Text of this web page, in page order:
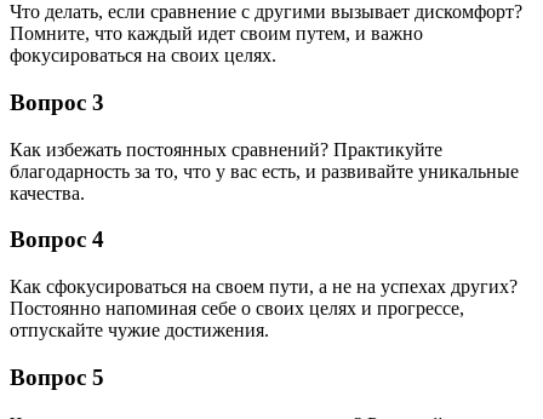
Что делать, если сравнение с другими вызывает дискомфорт?
Помните, что каждый идет своим путем, и важно
фокусироваться на своих целях.
Вопрос 3
Как избежать постоянных сравнений? Практикуйте
благодарность за то, что у вас есть, и развивайте уникальные
качества.
Вопрос 4
Как сфокусироваться на своем пути, а не на успехах других?
Постоянно напоминая себе о своих целях и прогрессе,
отпускайте чужие достижения.
Вопрос 5